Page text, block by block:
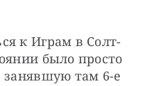
к Играм в Солт-
было просто
там 6-е